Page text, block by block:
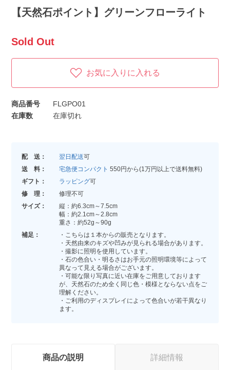
【天然石ポイント】グリーンフローライト
Sold Out
お気に入りに入れる
商品番号
FLGPO01
在庫数
在庫切れ
配 送： 翌日配送可
送 料：
宅急便コンパクト 550円から(1万円以上で送料無料)
ギフト：
ラッピング可
修 理：
修理不可
サイズ：
縦：約6.3cm～7.5cm
幅：約2.1cm～2.8cm
重さ：約52g～90g
補足：
・こちらは１本からの販売となります。
・天然由来のキズや凹みが見られる場合があります。
・撮影に照明を使用しています。
・石の色合い・明るさはお手元の照明環境等によって
異なって見える場合がございます。
・可能な限り写真に近い在庫をご用意しております
が、天然石のため全く同じ色・模様とならない点をご
理解ください。
・ご利用のディスプレイによって色合いが若干異なり
ます。
商品の説明 詳細情報